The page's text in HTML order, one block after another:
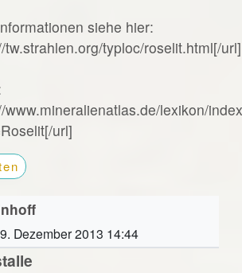
siehe hier:
tw.strahlen.org/typloc/roselit.html[/url]
www.mineralienatlas.de/lexikon/
url]
Dezember 2013 14:44